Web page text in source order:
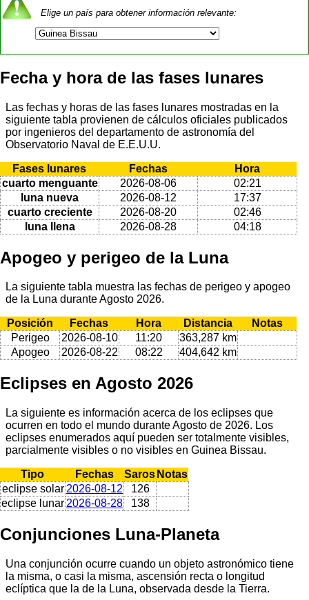
Elige un país para obtener información relevante:
Fecha y hora de las fases lunares
Las fechas y horas de las fases lunares mostradas en la
siguiente tabla provienen de cálculos oficiales publicados
por ingenieros del departamento de astronomía del
Observatorio Naval de E.E.U.U.
Fases lunares Fechas
Hora
cuarto menguante
2026-08-06
02:21
luna nueva
2026-08-12
17:37
cuarto creciente
2026-08-20
02:46
luna llena
2026-08-28 04:18
Apogeo y perigeo de la Luna
La siguiente tabla muestra las fechas de perigeo y apogeo
de la Luna durante Agosto 2026.
Posición Fechas Hora Distancia
Notas
Perigeo
2026-08-10 11:20
363,287 km
Apogeo
2026-08-22 08:22 404,642 km
Eclipses en Agosto 2026
La siguiente es información acerca de los eclipses que
ocurren en todo el mundo durante Agosto de 2026. Los
eclipses enumerados aquí pueden ser totalmente visibles,
parcialmente visibles o no visibles en Guinea Bissau.
Tipo Fechas Saros Notas
eclipse solar 2026-08-12
126
eclipse lunar 2026-08-28 138
Conjunciones Luna-Planeta
Una conjunción ocurre cuando un objeto astronómico tiene
la misma, o casi la misma, ascensión recta o longitud
eclíptica que la de la Luna, observada desde la Tierra.